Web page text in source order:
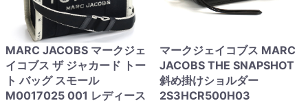
MARC JACOBS マークジェ
イコブス ザ ジャカード トー
ト バッグ スモール
M0017025 001 レディース
マークジェイコブス MARC
JACOBS THE SNAPSHOT
斜め掛けショルダー
2S3HCR500H03